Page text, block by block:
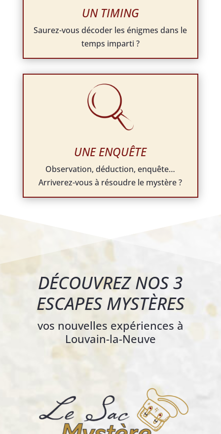
UN TIMING
Saurez-vous décoder les énigmes dans le
temps imparti ?
UNE ENQUÊTE
Observation, déduction, enquête…
Arriverez-vous à résoudre le mystère ?
DÉCOUVREZ NOS 3
ESCAPES MYSTÈRES
vos nouvelles expériences à
Louvain-la-Neuve